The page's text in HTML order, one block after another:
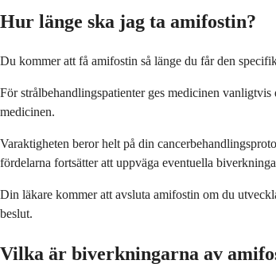
Hur länge ska jag ta amifostin?
Du kommer att få amifostin så länge du får den
För strålbehandlingspatienter ges medicinen
medicinen.
Varaktigheten beror helt på din
fördelarna fortsätter att uppväga eventuella
Din läkare kommer att avsluta amifostin om du
beslut.
Vilka är biverkningarna av